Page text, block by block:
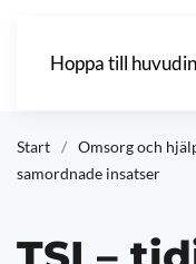
Hoppa till
Start Omsorg och
samordnade insatser